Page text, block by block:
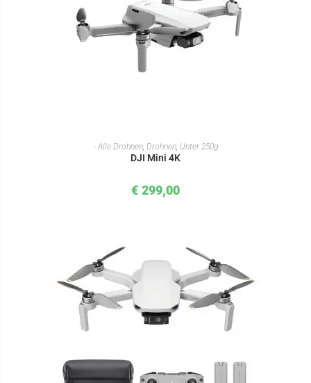
IN DEN WARENKORB
- Alle Drohnen, Drohnen, Unter 250g
DJI Mini 4K
€ 299,00